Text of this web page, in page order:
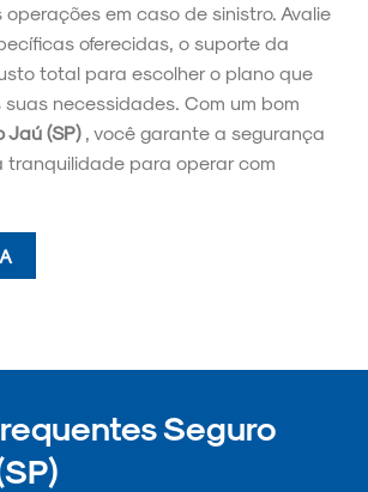
em caso de sinistro. Avalie
oferecidas, o suporte da
total para escolher o plano que
necessidades. Com um bom
Jaú (SP) , você garante a segurança
tranquilidade para operar com
Seguro